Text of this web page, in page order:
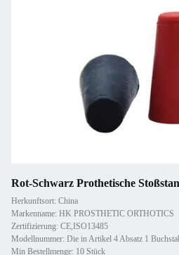
Rot-Schwarz Prothetische
Herkunftsort: China
Markenname: HK PROSTHETIC ORTHOTICS
Zertifizierung: CE,ISO13485
Min Bestellmenge: 10 Stück